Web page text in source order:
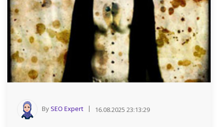
By SEO Expert 16.08.2025 23:13:29